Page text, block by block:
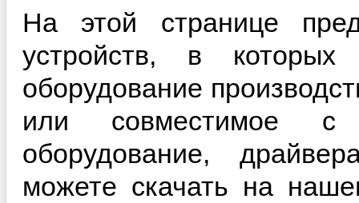
На этой странице
устройств, в
оборудование
или совместимое с
оборудование,
можете скачать на